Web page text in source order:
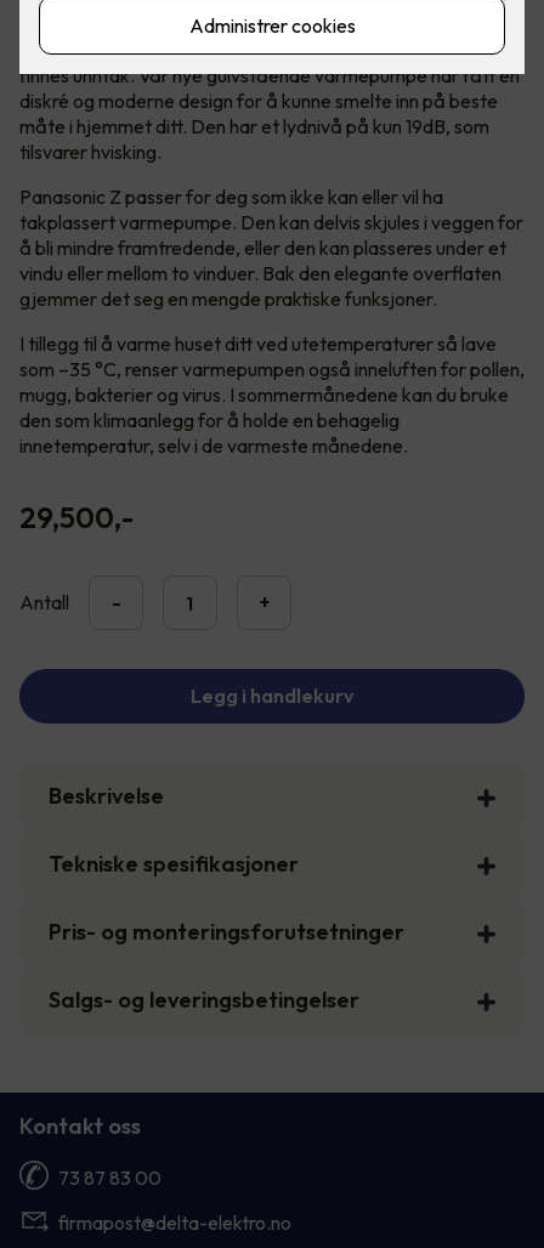
Varmepumper er som regel ingen pryd i hjemmet. Men det
finnes unntak. Vår nye gulvstående varmepumpe har fått en
diskré og moderne design for å kunne smelte inn på beste
måte i hjemmet ditt. Den har et lydnivå på kun 19dB, som
tilsvarer hvisking.
Panasonic Z passer for deg som ikke kan eller vil ha
takplassert varmepumpe. Den kan delvis skjules i veggen for
å bli mindre framtredende, eller den kan plasseres under et
vindu eller mellom to vinduer. Bak den elegante overflaten
gjemmer det seg en mengde praktiske funksjoner.
I tillegg til å varme huset ditt ved utetemperaturer så lave
som –35 °C, renser varmepumpen også inneluften for pollen,
mugg, bakterier og virus. I sommermånedene kan du bruke
den som klimaanlegg for å holde en behagelig
innetemperatur, selv i de varmeste månedene.
29,500,-
Antall - +
Legg i handlekurv
Beskrivelse
Tekniske spesifikasjoner
Pris- og monteringsforutsetninger
Salgs- og leveringsbetingelser
Kontakt oss
73 87 83 00
firmapost@delta-elektro.no